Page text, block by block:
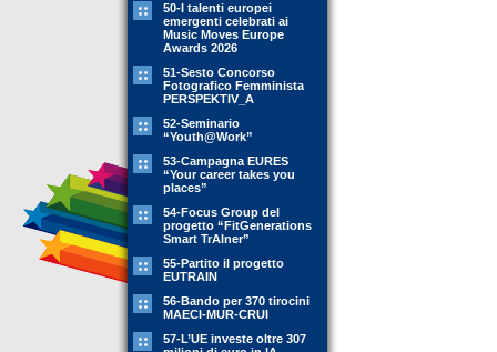
50-I talenti europei
emergenti celebrati ai
Music Moves Europe
Awards 2026
51-Sesto Concorso
Fotografico Femminista
PERSPEKTIV_A
52-Seminario
“Youth@Work”
53-Campagna EURES
“Your career takes you
places”
54-Focus Group del
progetto “FitGenerations
Smart TrAIner”
55-Partito il progetto
EUTRAIN
56-Bando per 370 tirocini
MAECI-MUR-CRUI
57-L’UE investe oltre 307